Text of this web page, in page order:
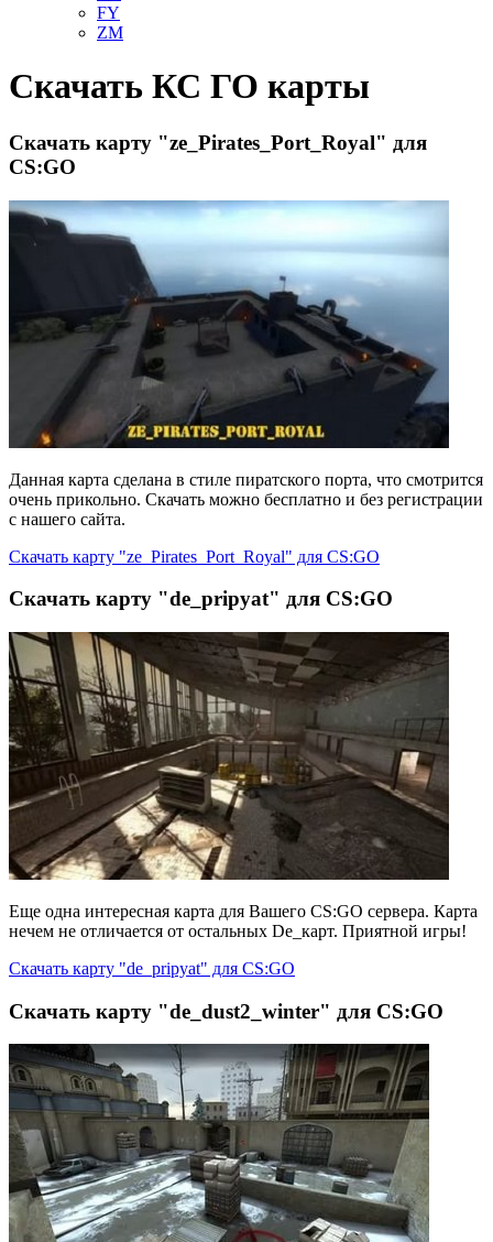
FY
ZM
Скачать КС ГО карты
Скачать карту "ze_Pirates_Port_Royal" для
CS:GO
Данная карта сделана в стиле пиратского порта, что смотрится
очень прикольно. Скачать можно бесплатно и без регистрации
с нашего сайта.
Скачать карту "ze_Pirates_Port_Royal" для CS:GO
Скачать карту "de_pripyat" для CS:GO
Еще одна интересная карта для Вашего CS:GO сервера. Карта
нечем не отличается от остальных De_карт. Приятной игры!
Скачать карту "de_pripyat" для CS:GO
Скачать карту "de_dust2_winter" для CS:GO